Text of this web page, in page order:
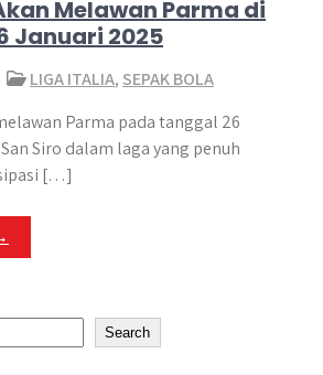
Melawan Parma di
Januari 2025
LIGA ITALIA, SEPAK BOLA
Parma pada tanggal 26
Siro dalam laga yang penuh
[…]
Search